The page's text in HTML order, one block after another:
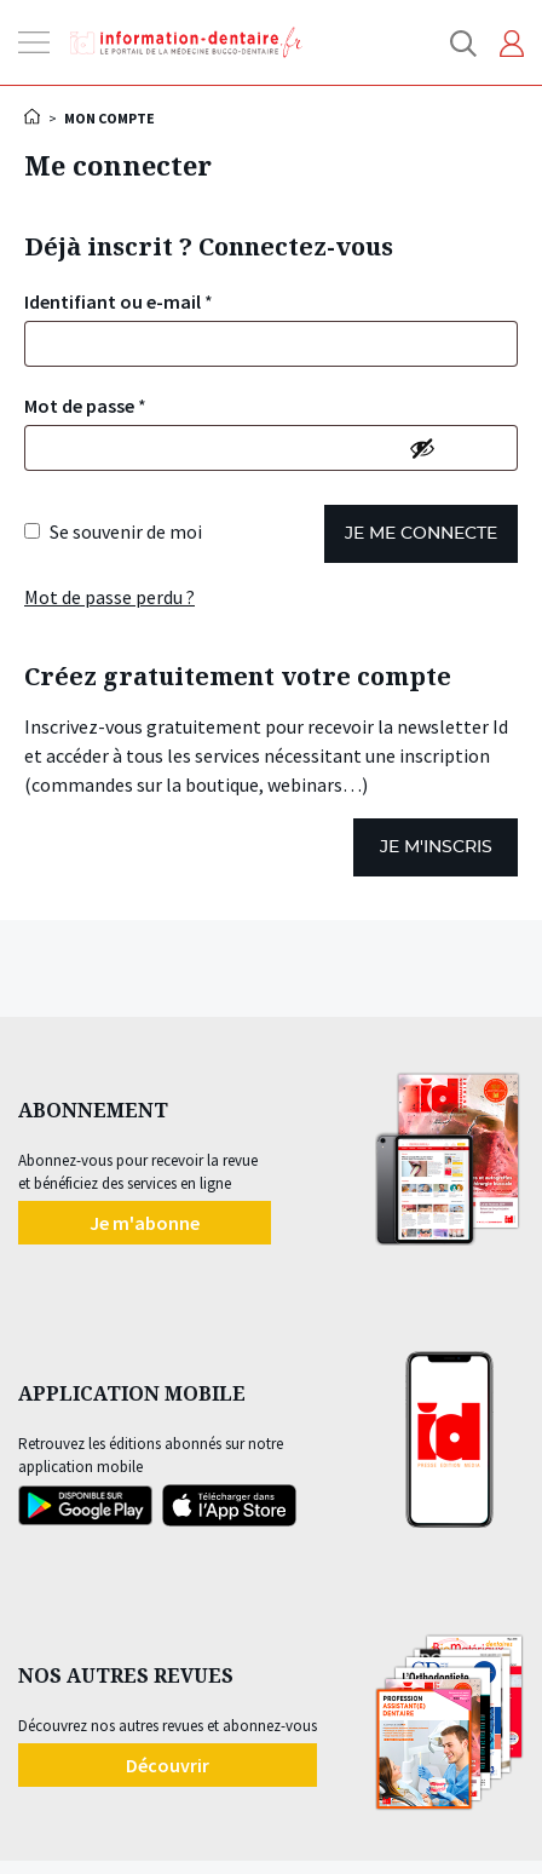
la
> MON COMPTE
Me connecter
Déjà inscrit ? Connectez-vous
Identifiant ou e-mail *
Mot de passe *
Se souvenir de moi JE ME CONNECTE
Mot de passe perdu ?
Créez gratuitement votre compte
Inscrivez-vous gratuitement pour recevoir la newsletter Id
et accéder à tous les services nécessitant une inscription
(commandes sur la boutique, webinars…)
JE M'INSCRIS
ABONNEMENT
Abonnez-vous pour recevoir la revue
et bénéficiez des services en ligne
Je m'abonne
APPLICATION MOBILE
Retrouvez les éditions abonnés sur notre
application mobile
NOS AUTRES REVUES
Découvrez nos autres revues et abonnez-vous
Découvrir